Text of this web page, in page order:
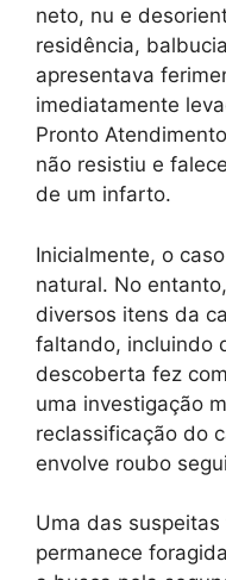
neto, nu e
residência,
apresentava
imediatamente
Pronto
não resistiu e
de um infarto.
Inicialmente, o
natural. No
diversos itens da
faltando, incluindo
descoberta fez
uma investigação
reclassificação do
envolve roubo
Uma das
permanece